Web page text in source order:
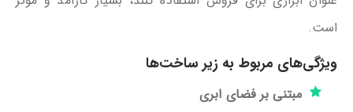
است.
ویژگی‌های مربوط به زیر ساخت‌ها
مبتنی بر فضای ابری